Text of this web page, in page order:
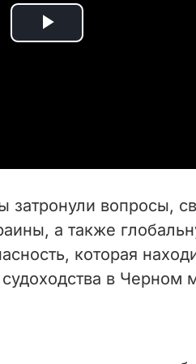
P
d
e
затронули вопросы,
а также
которая
в Черном